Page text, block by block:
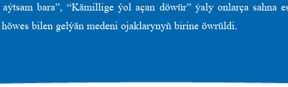
bara”, “Kämillige ýol açan döwür” ýaly onlarça sahna
bilen gelýän medeni ojaklarynyň birine öwrüldi.